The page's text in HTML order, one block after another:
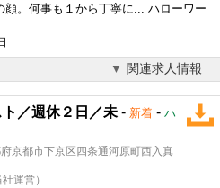
。何事も１から丁寧に... ハローワー
関連求人情報
／週休２日／未 - 新着 - ハ
京都市下京区四条通河原町西入真
運営）